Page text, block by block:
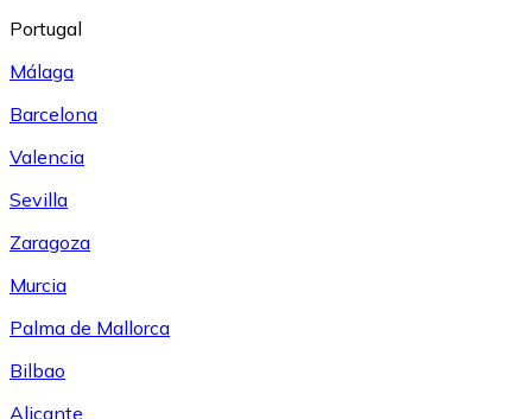
Portugal
Málaga
Barcelona
Valencia
Sevilla
Zaragoza
Murcia
Palma de Mallorca
Bilbao
Alicante